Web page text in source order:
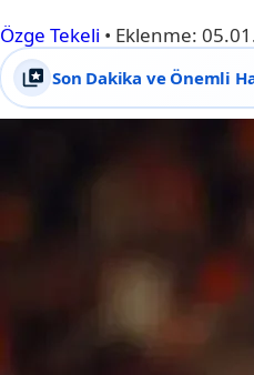
Özge Tekeli • Eklenme:
Son Dakika ve Önemli